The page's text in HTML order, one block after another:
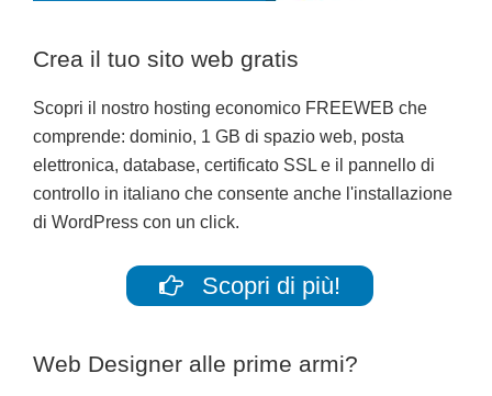
Crea il tuo sito web gratis
Scopri il nostro hosting economico FREEWEB che
comprende: dominio, 1 GB di spazio web, posta
elettronica, database, certificato SSL e il pannello di
controllo in italiano che consente anche l'installazione
di WordPress con un click.
Scopri di più!
Web Designer alle prime armi?